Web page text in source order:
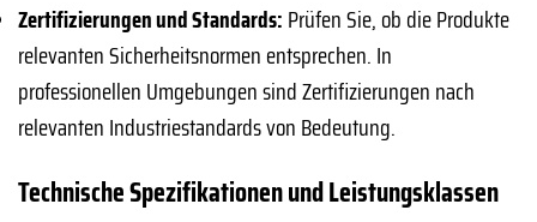
Zertifizierungen und Standards: Prüfen Sie, ob die Produkte
relevanten Sicherheitsnormen entsprechen. In
professionellen Umgebungen sind Zertifizierungen nach
relevanten Industriestandards von Bedeutung.
Technische Spezifikationen und Leistungsklassen